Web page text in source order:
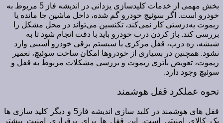
بخش مهمی از خدمات کلیدسازی یزدانی در اندیشه فاز 5 مربوط به
خودرو است. اگر سوئیچ خودرو گم شده، داخل ماشین جا مانده یا
ریموت به‌درستی کار نمی‌کند، تکنسین می‌تواند در محل مشکل را
بررسی کند. باز کردن درب خودرو باید با دقت انجام شود تا به
شیشه، زه درب، قفل مرکزی یا سیستم برقی خودرو آسیبی وارد
نشود. همچنین در بسیاری از خودروها امکان ساخت سوئیچ، تعمیر
ریموت، تعویض باتری ریموت و بررسی مشکلات مربوط به قفل و
سوئیچ وجود دارد.
نحوه عملکرد قفل هوشمند
قفل های هوشمند در کلید سازی اندیشه فاز5 و دیگر کلید سازی ها
یک کالای امنیتی است. این قفل ها برای برقراری امنیت بیشتر